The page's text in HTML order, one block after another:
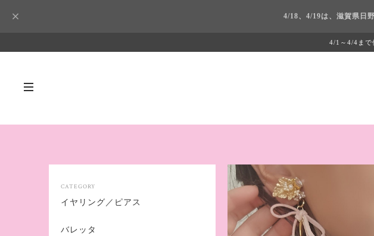
4/18、4/19は、滋賀県日
4/1～4/4まで
CATEGORY
イヤリング／ピアス
バレッタ